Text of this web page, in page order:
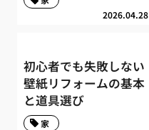
2026.04.28
初心者でも失敗しない
壁紙リフォームの基本
と道具選び
家